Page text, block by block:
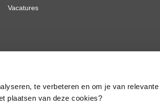
te verbeteren en om je van relevante
plaatsen van deze cookies?
Vacatures